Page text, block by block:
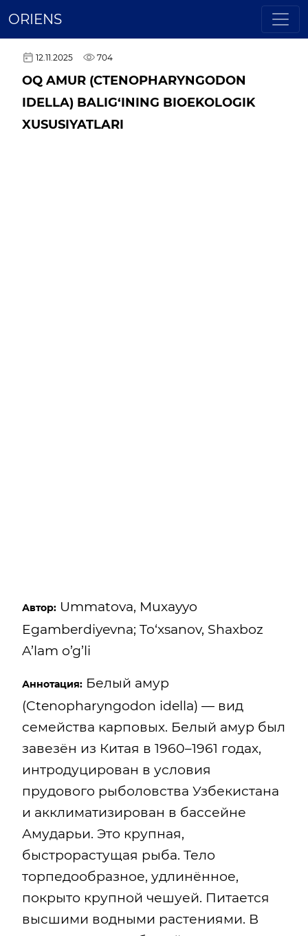
ORIENS
12.11.2025 704
OQ AMUR (CTENOPHARYNGODON
IDELLA) BALIG‘INING BIOEKOLOGIK
XUSUSIYATLARI
Автор: Ummatova, Muxayyo
Egamberdiyevna; To‘xsanov, Shaxboz
A’lam o’g’li
Аннотация: Белый амур
(Ctenopharyngodon idella) — вид
семейства карповых. Белый амур был
завезён из Китая в 1960–1961 годах,
интродуцирован в условия
прудового рыболовства Узбекистана
и акклиматизирован в бассейне
Амударьи. Это крупная,
быстрорастущая рыба. Тело
торпедообразное, удлинённое,
покрыто крупной чешуей. Питается
высшими водными растениями. В